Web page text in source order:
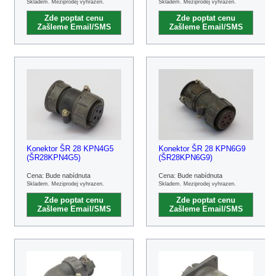
Skladem. Meziprodej vyhrazen.
Zde poptat cenu
Zašleme Email/SMS
Skladem. Meziprodej vyhrazen.
Zde poptat cenu
Zašleme Email/SMS
Konektor ŠR 28 KPN4G5
(ŠR28KPN4G5)
Cena: Bude nabídnuta
Skladem. Meziprodej vyhrazen.
Zde poptat cenu
Zašleme Email/SMS
Konektor ŠR 28 KPN6G9
(ŠR28KPN6G9)
Cena: Bude nabídnuta
Skladem. Meziprodej vyhrazen.
Zde poptat cenu
Zašleme Email/SMS